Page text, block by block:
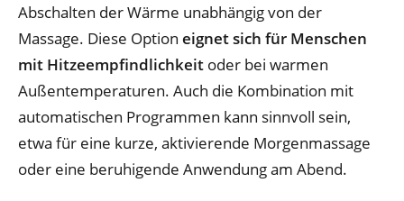
Abschalten der Wärme unabhängig von der
Massage. Diese Option eignet sich für Menschen
mit Hitzeempfindlichkeit oder bei warmen
Außentemperaturen. Auch die Kombination mit
automatischen Programmen kann sinnvoll sein,
etwa für eine kurze, aktivierende Morgenmassage
oder eine beruhigende Anwendung am Abend.